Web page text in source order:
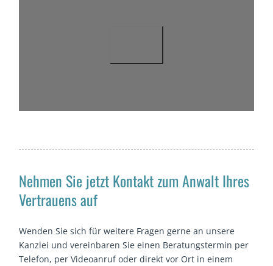
Nehmen Sie jetzt Kontakt zum Anwalt Ihres
Vertrauens auf
Wenden Sie sich für weitere Fragen gerne an unsere
Kanzlei und vereinbaren Sie einen Beratungstermin per
Telefon, per Videoanruf oder direkt vor Ort in einem